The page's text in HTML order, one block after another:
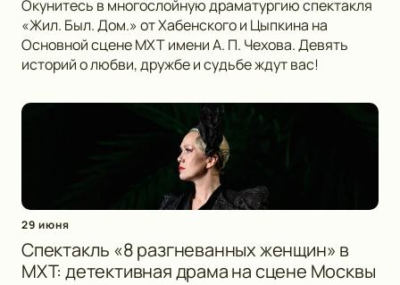
Окунитесь в многослойную драматургию спектакля
«Жил. Был. Дом.» от Хабенского и Цыпкина на
Основной сцене МХТ имени А. П. Чехова. Девять
историй о любви, дружбе и судьбе ждут вас!
29 июня
Спектакль «8 разгневанных женщин» в
МХТ: детективная драма на сцене Москвы